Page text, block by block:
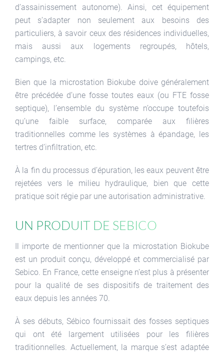
d’assainissement autonome). Ainsi, cet équipement
peut s’adapter non seulement aux besoins des
particuliers, à savoir ceux des résidences individuelles,
mais aussi aux logements regroupés, hôtels,
campings, etc.
Bien que la microstation Biokube doive généralement
être précédée d’une fosse toutes eaux (ou FTE fosse
septique), l’ensemble du système n’occupe toutefois
qu’une faible surface, comparée aux filières
traditionnelles comme les systèmes à épandage, les
tertres d’infiltration, etc.
À la fin du processus d’épuration, les eaux peuvent être
rejetées vers le milieu hydraulique, bien que cette
pratique soit régie par une autorisation administrative.
Un produit de Sebico
Il importe de mentionner que la microstation Biokube
est un produit conçu, développé et commercialisé par
Sebico. En France, cette enseigne n’est plus à présenter
pour la qualité de ses dispositifs de traitement des
eaux depuis les années 70.
À ses débuts, Sébico fournissait des fosses septiques
qui ont été largement utilisées pour les filières
traditionnelles. Actuellement, la marque s’est adaptée